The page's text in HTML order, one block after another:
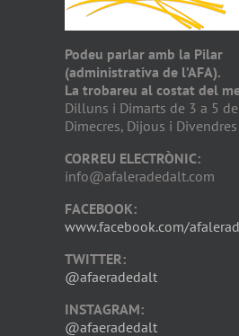
Podeu parlar amb la Pilar
(administrativa de l’AFA).
La trobareu al costat del
Dilluns i Dimarts de 3 a 5
Dimecres, Dijous i
CORREU ELECTRÒNIC:
info@afaleradedalt.com
FACEBOOK:
www.facebook.com/
TWITTER:
@afaeradedalt
INSTAGRAM:
@afaeradedalt